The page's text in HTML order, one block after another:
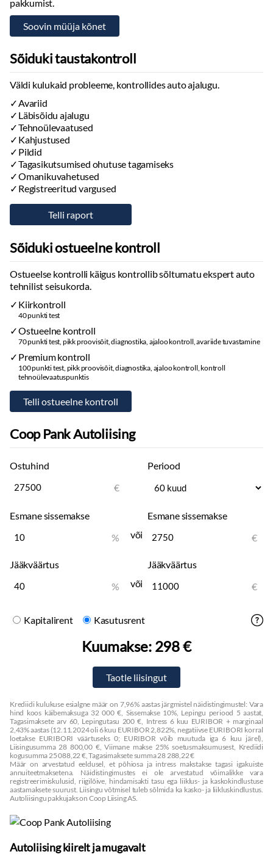
Välistemperatuuri näidik
Kohandatav meeleoluvalgustus
Automaatse soojendusega esiklaasi pesurid
Tagaklaasi soojendus
Eraldi kliimaseade tagaistmetele
Sisustus
Iluliistud salongis
Taskud esiistmete seljatugedes
Jalamatid:kumm
Sahtlid esiistmete all
Armatuurlaud
Apple CarPlay
Autokompuuter
CD mängija
Bluetooth
Tuled
Päevatuled
Päevasõidutulede automaatne lülitus
Suverehvid
Kaasa talverehvid:
lamellrehvid
Muu
pakkumist.
Sõiduki taustakontroll
Väldi kulukaid probleeme, kontrollides auto ajalugu.
Avariid
Läbisõidu ajalugu
Tehnoülevaatused
Kahjustused
Pildid
Tagasikutsumised ohutuse tagamiseks
Omanikuvahetused
Registreeritud vargused
Sõiduki ostueelne kontroll
Ostueelse kontrolli käigus kontrollib sõltumatu ekspert auto
tehnilist seisukorda.
Kiirkontroll
40 punkti test
Ostueelne kontroll
70 punkti test, pikk proovisõit, diagnostika, ajaloo kontroll, avariide tuvastamine
Premium kontroll
100 punkti test, pikk proovisõit, diagnostika, ajaloo kontroll, kontroll
tehnoülevaatuspunktis
Coop Pank Autoliising
Ostuhind
€
Periood
Esmane sissemakse
%
või
Esmane sissemakse
€
Jääkväärtus
%
või
Jääkväärtus
€
Kapitalirent Kasutusrent
Kuumakse: 298 €
Krediidi kulukuse esialgne määr on 7,96% aastas järgmistel näidistingimustel: Vara
hind koos käibemaksuga 32 000 €, Sissemakse 10%, Lepingu periood 5 aastat,
Tagasimaksete arv 60, Lepingutasu 200 €, Intress 6 kuu EURIBOR + marginaal
2,43% aastas (12.11.2024 oli 6 kuu EURIBOR 2,822%, negatiivse EURIBORI korral
loetakse EURIBORI väärtuseks 0; EURIBOR võib muutuda iga 6 kuu järel),
Liisingusumma 28 800,00 €, Viimane makse 25% soetusmaksumusest, Krediidi
kogusumma 25 088,22 €, Tagasimaksete summa 28 288,22 €
Määr on arvestatud eeldusel, et põhiosa ja intress makstakse tagasi igakuiste
annuiteetmaksetena. Näidistingimustes ei ole arvestatud võimalikke vara
registreerimiskulusid, riigilõive, hindamisakti tasu ega liiklus- ja kaskokindlustuse
aastamaksete suurust. Liisingu võtmisel tuleb sõlmida ka kasko- ja liikluskindlustus.
Autoliisingu pakkujaks on Coop Liising AS.
Autoliising kiirelt ja mugavalt